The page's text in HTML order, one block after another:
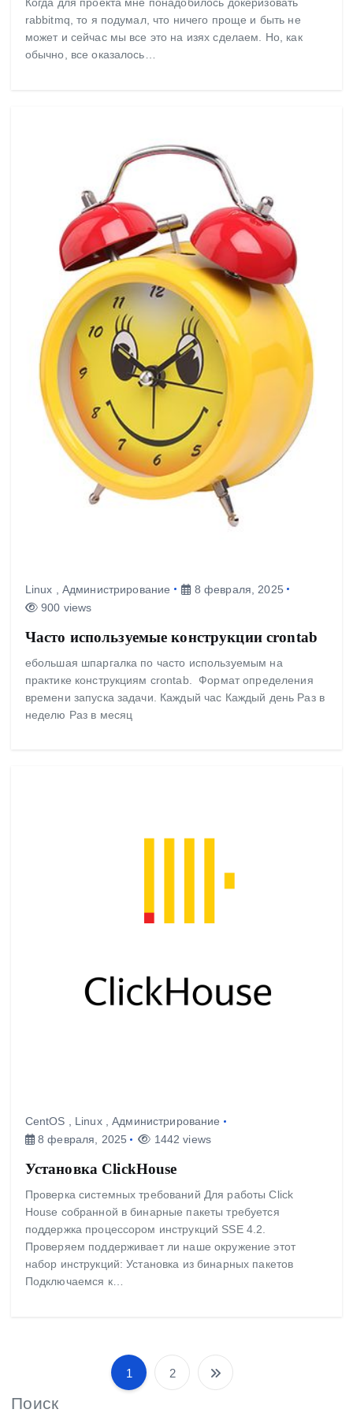
Когда для проекта мне понадобилось докеризовать
rabbitmq, то я подумал, что ничего проще и быть не
может и сейчас мы все это на изях сделаем. Но, как
обычно, все оказалось…
Linux Администрирование
8 февраля, 2025
900 views
Часто используемые конструкции crontab
ебольшая шпаргалка по часто используемым на
практике конструкциям crontab. Формат определения
времени запуска задачи. Каждый час Каждый день Раз в
неделю Раз в месяц
CentOS , Linux,Администрирование
8 февраля, 2025
1442 views
Установка ClickHouse
Проверка системных требований Для работы Click
House собранной в бинарные пакеты требуется
поддержка процессором инструкций SSE 4.2.
Проверяем поддерживает ли наше окружение этот
набор инструкций: Установка из бинарных пакетов
Подключаемся к…
П
1 2
Поиск